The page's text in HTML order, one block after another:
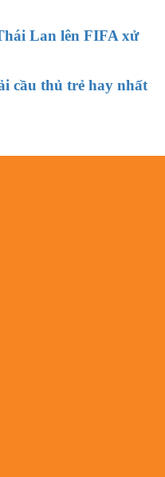
Lan lên FIFA xử
cầu thủ trẻ hay nhất